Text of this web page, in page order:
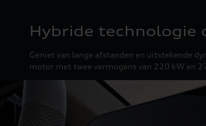
Hybride technologie
Geniet van lange afstanden en uitstekende
motor met twee vermogens van 220 kW en